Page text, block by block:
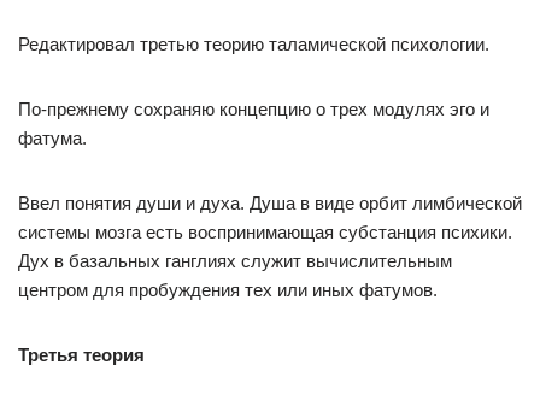
Редактировал третью теорию таламической психологии.
По-прежнему сохраняю концепцию о трех модулях эго и
фатума.
Ввел понятия души и духа. Душа в виде орбит лимбической
системы мозга есть воспринимающая субстанция психики.
Дух в базальных ганглиях служит вычислительным
центром для пробуждения тех или иных фатумов.
Третья теория